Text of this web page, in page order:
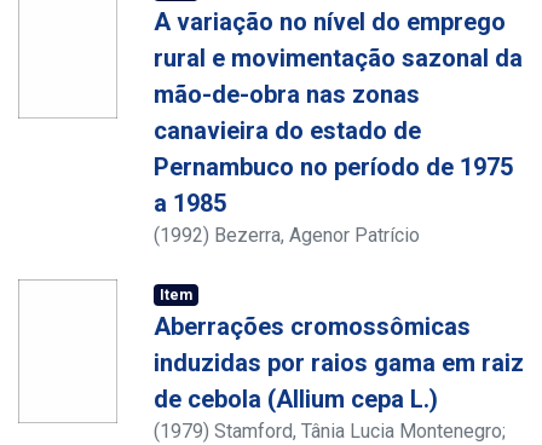
A variação no nível do emprego
rural e movimentação sazonal da
mão-de-obra nas zonas
canavieira do estado de
Pernambuco no período de 1975
a 1985
(1992) Bezerra, Agenor Patrício
Item
Aberrações cromossômicas
induzidas por raios gama em raiz
de cebola (Allium cepa L.)
(1979) Stamford, Tânia Lucia Montenegro;